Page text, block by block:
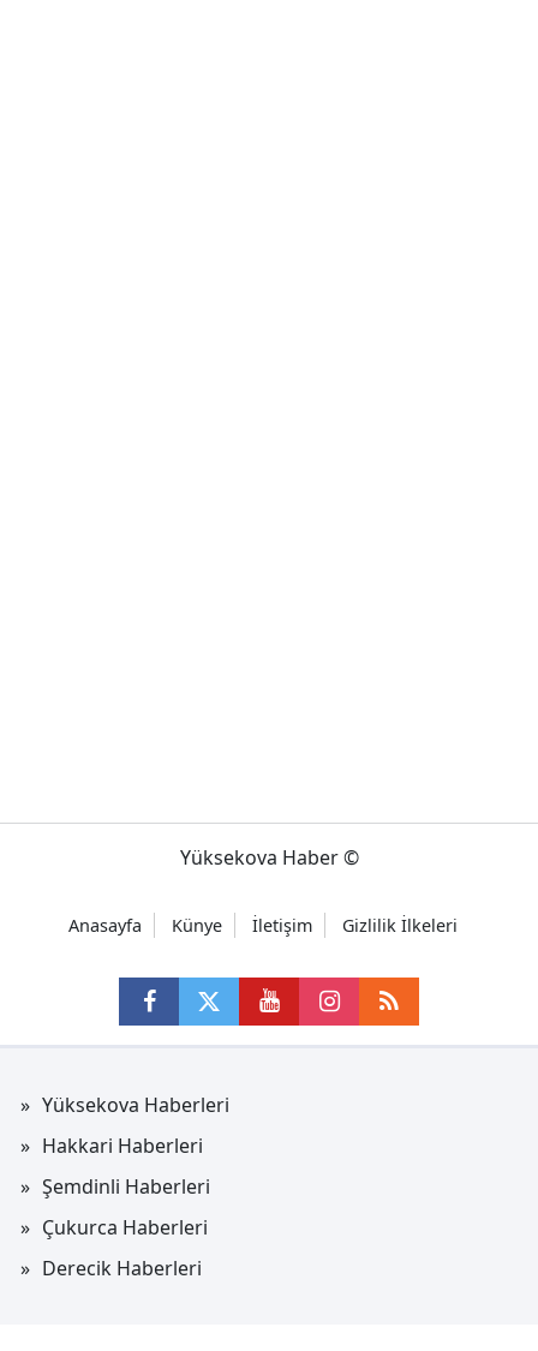
Yüksekova Haber ©
Anasayfa Künye İletişim Gizlilik İlkeleri
Yüksekova Haberleri
Hakkari Haberleri
Şemdinli Haberleri
Çukurca Haberleri
Derecik Haberleri